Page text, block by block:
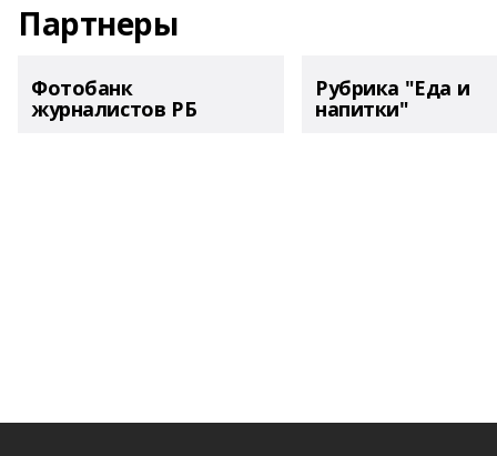
Партнеры
Фотобанк
журналистов РБ
Рубрика "Еда и
напитки"